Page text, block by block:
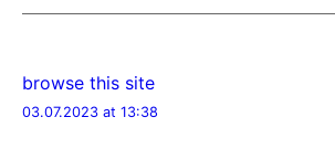
browse this site
03.07.2023 at 13:38